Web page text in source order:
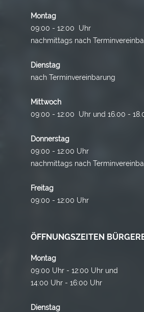
Montag
09:00 - 12:00 Uhr
nachmittags nach
Dienstag
nach Terminvereinbarung
Mittwoch
09:00 - 12:00 Uhr und 16.00 -
Donnerstag
09:00 - 12:00 Uhr
nachmittags nach
Freitag
09:00 - 12:00 Uhr
ÖFFNUNGSZEITEN
Montag
09:00 Uhr - 12:00 Uhr und
14:00 Uhr - 16:00 Uhr
Dienstag